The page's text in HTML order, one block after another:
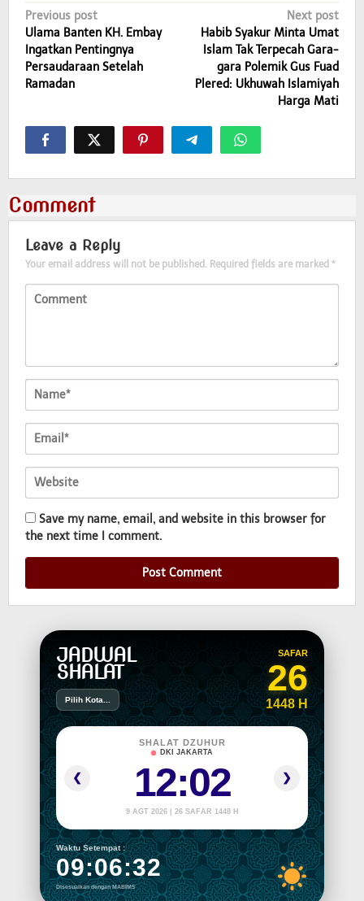
Post
navigation
Previous post
Ulama Banten KH. Embay
Ingatkan Pentingnya
Persaudaraan Setelah
Ramadan
Next post
Habib Syakur Minta Umat
Islam Tak Terpecah Gara-
gara Polemik Gus Fuad
Plered: Ukhuwah Islamiyah
Harga Mati
Comment
Leave a Reply
Your email address will not be published. Required fields are marked *
Save my name, email, and website in this browser for
the next time I comment.
JADWAL
SHALAT
Pilih Kota...
SAFAR
26
1448 H
❮
SHALAT DZUHUR
DKI JAKARTA
12:02
9 AGT 2026 | 26 SAFAR 1448 H
❯
Waktu Setempat :
09:06:32
Disesuaikan dengan MABIMS